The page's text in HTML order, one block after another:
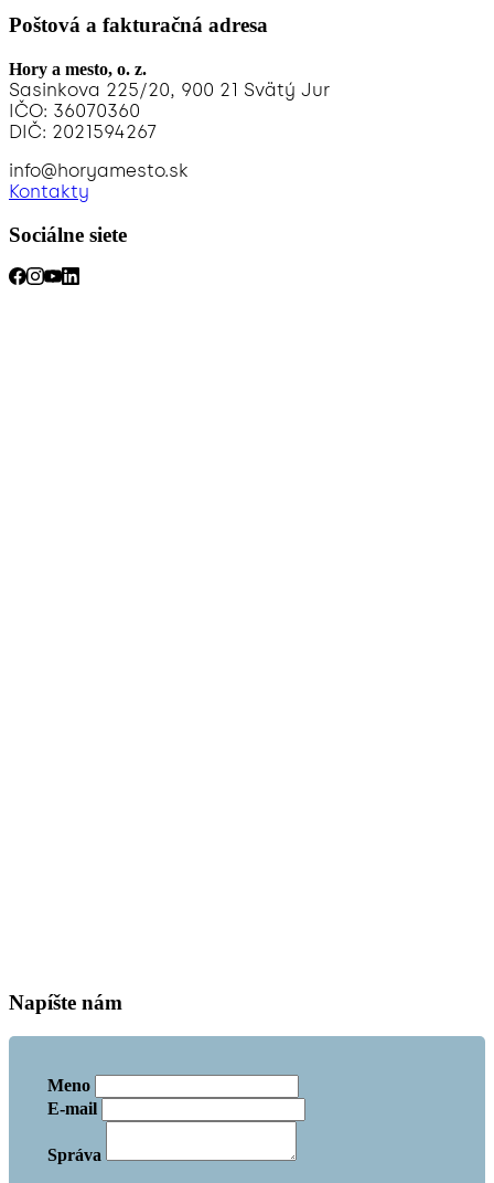
Poštová a fakturačná adresa
Hory a mesto, o. z.
Sasinkova 225/20, 900 21 Svätý Jur
IČO: 36070360
DIČ: 2021594267
info@horyamesto.sk
Kontakty
Sociálne siete
Napíšte nám
Meno
E-mail
Správa